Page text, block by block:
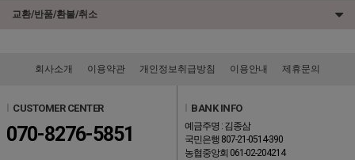
교환/반품/환불/취소
회사소개 이용약관 개인정보취급방침 이용안내 제휴문의
CUSTOMER CENTER
070-8276-5851
BANK INFO
예금주명 : 김종삼
국민은행 807-21-0514-390
농협중앙회 061-02-204214